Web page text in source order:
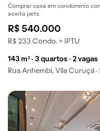
Comprar casa em condomínio
aceita pets.
R$ 540.000
R$ 233 Condo. + IPTU
143 m² · 3 quartos · 2 vagas
Rua Anhembi, Vila Curuçá